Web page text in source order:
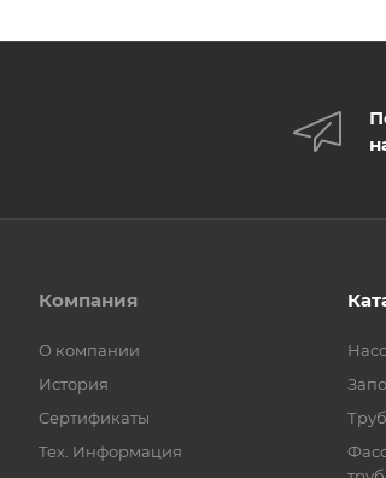
Компания
О компании
История
Сертификаты
Тех. Информация